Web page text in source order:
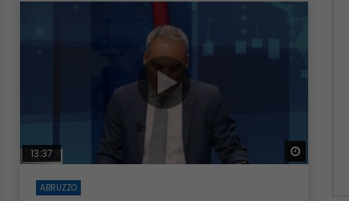
Inside Abruzzo – 15/06/2026
Guarda Dopo
13:37
ABRUZZO